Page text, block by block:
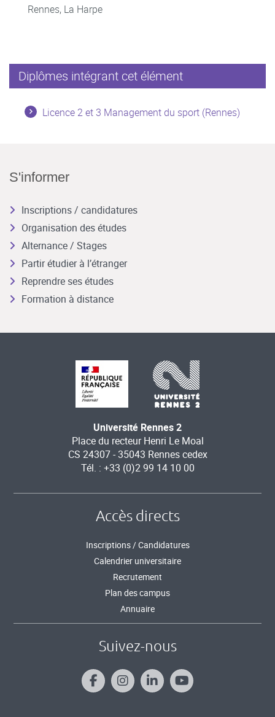
Rennes, La Harpe
Diplômes intégrant cet élément
Licence 2 et 3 Management du sport (Rennes)
S'informer
Inscriptions / candidatures
Organisation des études
Alternance / Stages
Partir étudier à l’étranger
Reprendre ses études
Formation à distance
Université Rennes 2
Place du recteur Henri Le Moal
CS 24307 - 35043 Rennes cedex
Tél. : +33 (0)2 99 14 10 00
Accès directs
Inscriptions / Candidatures
Calendrier universitaire
Recrutement
Plan des campus
Annuaire
Suivez-nous